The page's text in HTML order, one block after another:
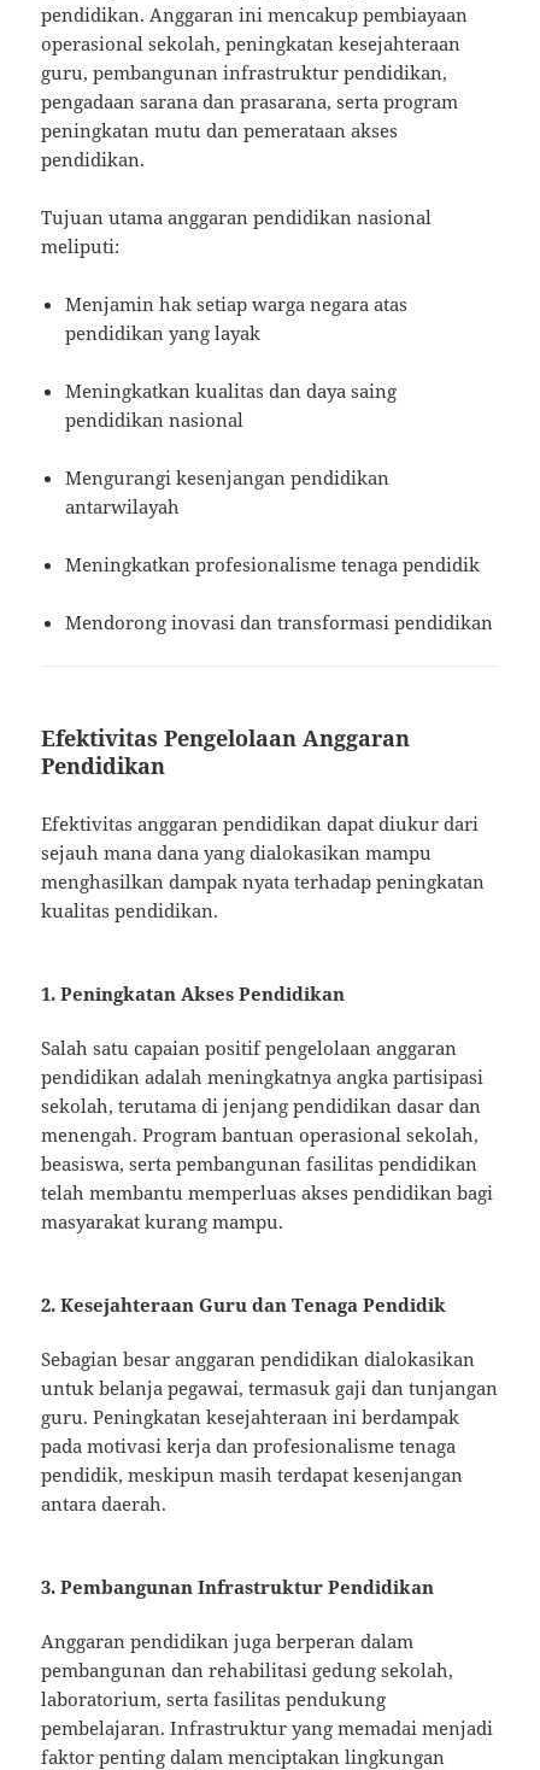
pendidikan. Anggaran ini mencakup pembiayaan
operasional sekolah, peningkatan kesejahteraan
guru, pembangunan infrastruktur pendidikan,
pengadaan sarana dan prasarana, serta program
peningkatan mutu dan pemerataan akses
pendidikan.
Tujuan utama anggaran pendidikan nasional
meliputi:
Menjamin hak setiap warga negara atas
pendidikan yang layak
Meningkatkan kualitas dan daya saing
pendidikan nasional
Mengurangi kesenjangan pendidikan
antarwilayah
Meningkatkan profesionalisme tenaga pendidik
Mendorong inovasi dan transformasi pendidikan
Efektivitas Pengelolaan Anggaran
Pendidikan
Efektivitas anggaran pendidikan dapat diukur dari
sejauh mana dana yang dialokasikan mampu
menghasilkan dampak nyata terhadap peningkatan
kualitas pendidikan.
1. Peningkatan Akses Pendidikan
Salah satu capaian positif pengelolaan anggaran
pendidikan adalah meningkatnya angka partisipasi
sekolah, terutama di jenjang pendidikan dasar dan
menengah. Program bantuan operasional sekolah,
beasiswa, serta pembangunan fasilitas pendidikan
telah membantu memperluas akses pendidikan bagi
masyarakat kurang mampu.
2. Kesejahteraan Guru dan Tenaga Pendidik
Sebagian besar anggaran pendidikan dialokasikan
untuk belanja pegawai, termasuk gaji dan tunjangan
guru. Peningkatan kesejahteraan ini berdampak
pada motivasi kerja dan profesionalisme tenaga
pendidik, meskipun masih terdapat kesenjangan
antara daerah.
3. Pembangunan Infrastruktur Pendidikan
Anggaran pendidikan juga berperan dalam
pembangunan dan rehabilitasi gedung sekolah,
laboratorium, serta fasilitas pendukung
pembelajaran. Infrastruktur yang memadai menjadi
faktor penting dalam menciptakan lingkungan